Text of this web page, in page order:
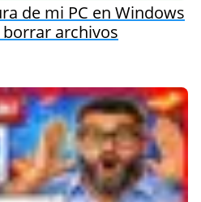
de mi PC en Windows
archivos